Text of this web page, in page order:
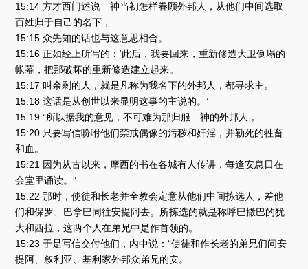
15:14 方才西门述说 神当初怎样眷顾外邦人，从他们中间选取
百姓归于自己的名下，
15:15 众先知的话也与这意思相合。
15:16 正如经上所写的：‘此后，我要回来，重新修造大卫倒塌的
帐幕，把那破坏的重新修造建立起来。
15:17 叫余剩的人，就是凡称为我名下的外邦人，都寻求主。
15:18 这话是从创世以来显明这事的主说的。’
15:19 “所以据我的意见，不可难为那归服 神的外邦人，
15:20 只要写信吩咐他们禁戒偶像的污秽和奸淫，并勒死的牲畜
和血。
15:21 因为从古以来，摩西的书在各城有人传讲，每逢安息日在
会堂里诵读。”
15:22 那时，使徒和长老并全教会定意从他们中间拣选人，差他
们和保罗、巴拿巴同往安提阿去。所拣选的就是称呼巴撒巴的犹
大和西拉，这两个人在弟兄中是作首领的。
15:23 于是写信交付他们，内中说：“使徒和作长老的弟兄们问安
提阿、叙利亚、基利家外邦众弟兄的安。